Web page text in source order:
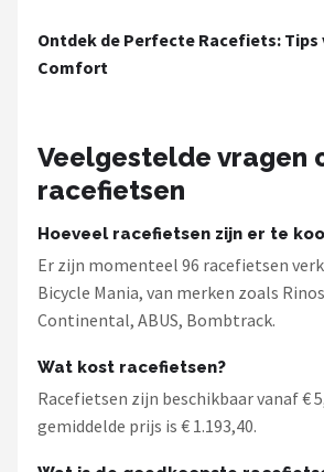
Ontdek de Perfecte Racefiets: Tips
Comfort
Veelgestelde vragen
racefietsen
Hoeveel racefietsen zijn er te
Er zijn momenteel 96 racefietsen
Bicycle Mania, van merken zoals
Continental, ABUS, Bombtrack.
Wat kost racefietsen?
Racefietsen zijn beschikbaar vanaf €
gemiddelde prijs is € 1.193,40.